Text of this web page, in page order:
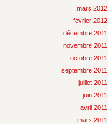
mars 2012
février 2012
décembre 2011
novembre 2011
octobre 2011
septembre 2011
juillet 2011
juin 2011
avril 2011
mars 2011